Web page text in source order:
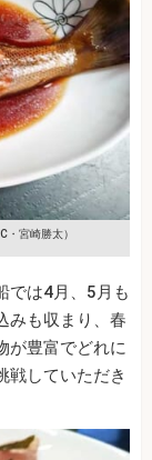
・宮崎勝太）
では4月、5月も
みも収まり、春
が豊富でどれに
戦していただき